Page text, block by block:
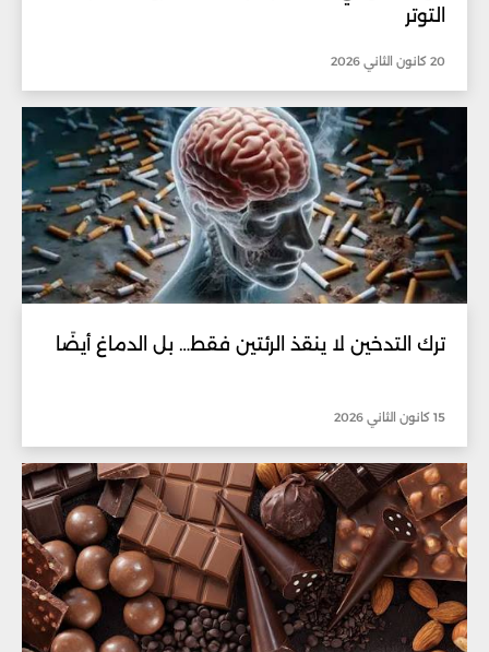
التوتر
20 كانون الثاني 2026
ترك التدخين لا ينقذ الرئتين فقط… بل الدماغ أيضًا
15 كانون الثاني 2026